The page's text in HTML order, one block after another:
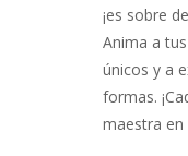
¡es sobre
Anima a
únicos y a
formas.
maestra en